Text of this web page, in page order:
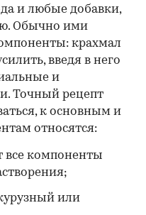
и любые добавки,
Обычно ими
крахмал
введя в него
и
Точный рецепт
к основным и
относятся:
все компоненты
или